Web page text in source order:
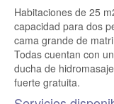
Habitaciones de 25
capacidad para dos
cama grande de
Todas cuentan con
ducha de
fuerte gratuita.